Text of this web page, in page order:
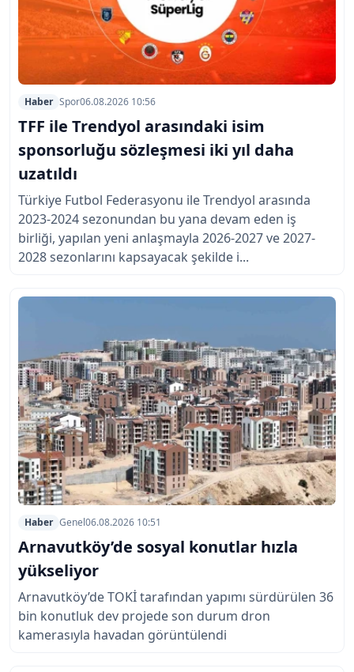
Haber Spor06.08.2026 10:56
TFF ile Trendyol arasındaki isim
sponsorluğu sözleşmesi iki yıl daha
uzatıldı
Türkiye Futbol Federasyonu ile Trendyol arasında
2023-2024 sezonundan bu yana devam eden iş
birliği, yapılan yeni anlaşmayla 2026-2027 ve 2027-
2028 sezonlarını kapsayacak şekilde i...
Haber Genel06.08.2026 10:51
Arnavutköy’de sosyal konutlar hızla
yükseliyor
Arnavutköy’de TOKİ tarafından yapımı sürdürülen 36
bin konutluk dev projede son durum dron
kamerasıyla havadan görüntülendi